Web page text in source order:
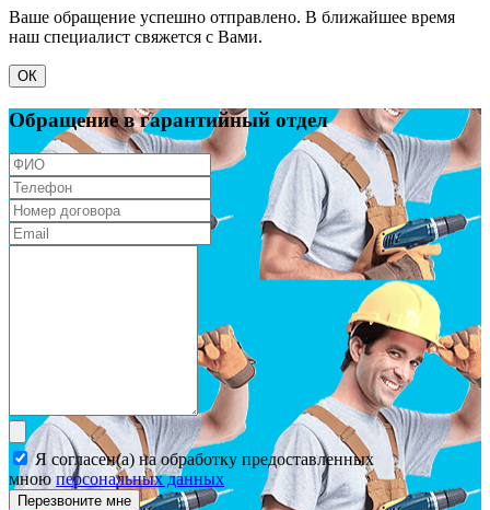
Ваше обращение успешно отправлено. В ближайшее время
наш специалист свяжется с Вами.
ОК
Обращение в гарантийный отдел
Я согласен(а) на обработку предоставленных
мною персональных данных
Перезвоните мне